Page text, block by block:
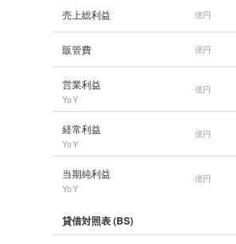
売上総利益 億円
販管費 億円
営業利益
YoY
億円
経常利益
YoY
億円
当期純利益
YoY
億円
貸借対照表 (BS)